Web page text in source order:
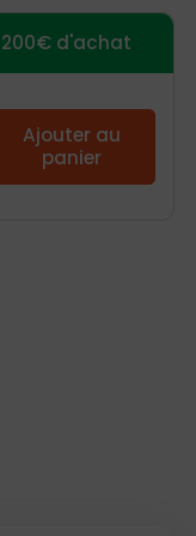
d'achat
Ajouter au
panier